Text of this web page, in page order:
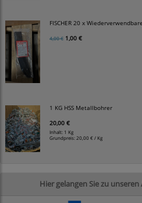
FISCHER 20 x
4,00 € 1,00 €
1 KG HSS Metallbohrer
20,00 €
Inhalt: 1 Kg
Grundpreis:20,00 € / Kg
Hier gelangen Sie zu